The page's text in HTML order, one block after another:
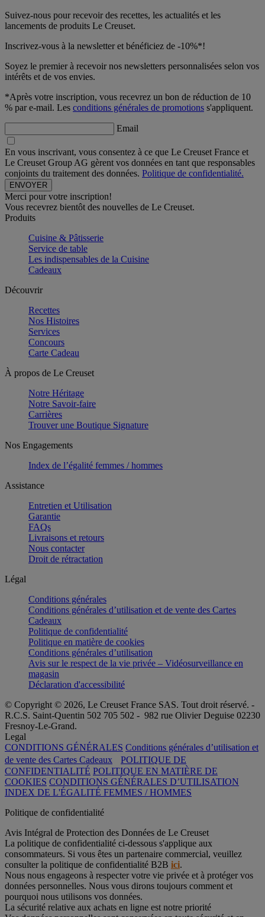
Suivez-nous pour recevoir des recettes, les actualités et les
lancements de produits Le Creuset.
Inscrivez-vous à la newsletter et bénéficiez de -10%*!
Soyez le premier à recevoir nos newsletters personnalisées selon vos
intérêts et de vos envies.
*Après votre inscription, vous recevrez un bon de réduction de 10
% par e-mail. Les conditions générales de promotions s'appliquent.
Email
En vous inscrivant, vous consentez à ce que Le Creuset France et
Le Creuset Group AG gèrent vos données en tant que responsables
conjoints du traitement des données. Politique de confidentialité.
Merci pour votre inscription!
Vous recevrez bientôt des nouvelles de Le Creuset.
Produits
Cuisine & Pâtisserie
Service de table
Les indispensables de la Cuisine
Cadeaux
Découvrir
Recettes
Nos Histoires
Services
Concours
Carte Cadeau
À propos de Le Creuset
Notre Héritage
Notre Savoir-faire
Carrières
Trouver une Boutique Signature
Nos Engagements
Index de l’égalité femmes / hommes
Assistance
Entretien et Utilisation
Garantie
FAQs
Livraisons et retours
Nous contacter
Droit de rétractation
Légal
Conditions générales
Conditions générales d’utilisation et de vente des Cartes
Cadeaux
Politique de confidentialité
Politique en matière de cookies
Conditions générales d’utilisation
Avis sur le respect de la vie privée – Vidéosurveillance en
magasin
Déclaration d'accessibilité
© Copyright © 2026, Le Creuset France SAS. Tout droit réservé. -
R.C.S. Saint-Quentin 502 705 502 - 982 rue Olivier Deguise 02230
Fresnoy-Le-Grand.
Legal
CONDITIONS GÉNÉRALES Conditions générales d’utilisation et
de vente des Cartes Cadeaux
POLITIQUE DE
CONFIDENTIALITÉ POLITIQUE EN MATIÈRE DE
COOKIES CONDITIONS GÉNÉRALES D’UTILISATION
INDEX DE L'ÉGALITÉ FEMMES / HOMMES
Politique de confidentialité
Avis Intégral de Protection des Données de Le Creuset
La politique de confidentialité ci-dessous s'applique aux
consommateurs. Si vous êtes un partenaire commercial, veuillez
consulter la politique de confidentialité B2B ici.
Nous nous engageons à respecter votre vie privée et à protéger vos
données personnelles. Nous vous dirons toujours comment et
pourquoi nous utilisons vos données.
La sécurité relative aux achats en ligne est notre priorité